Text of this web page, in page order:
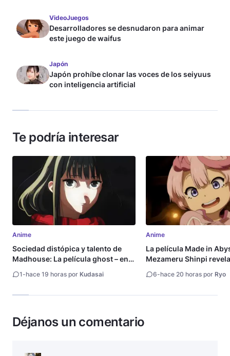
VideoJuegos
Desarrolladores se desnudaron para animar
este juego de waifus
Japón
Japón prohíbe clonar las voces de los seiyuus
con inteligencia artificial
Te podría interesar
Anime
Sociedad distópica y talento de
Madhouse: La película ghost – end
1-hace 19 horas por Kudasai
Anime
La película Made in
Mezameru Shinpi
6-hace 20 horas por Ryo
Déjanos un comentario